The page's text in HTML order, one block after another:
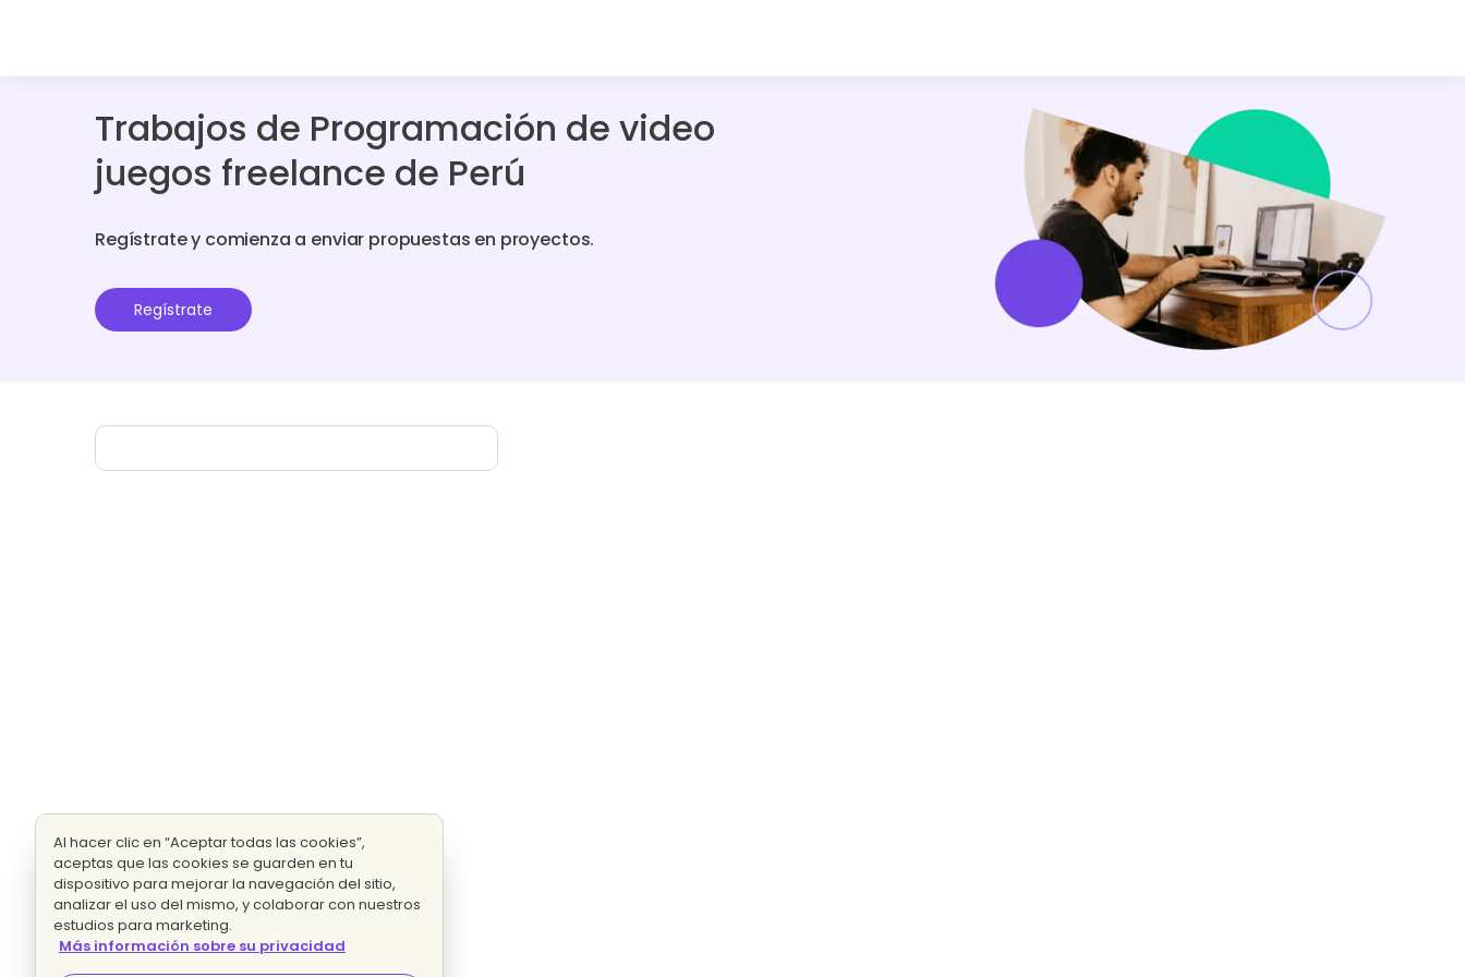
Trabajos de Programación de video
juegos freelance de Perú
Regístrate y comienza a enviar propuestas en proyectos.
Regístrate
Al hacer clic en “Aceptar todas las cookies”,
aceptas que las cookies se guarden en tu
dispositivo para mejorar la navegación del sitio,
analizar el uso del mismo, y colaborar con nuestros
estudios para marketing.
Más información sobre su privacidad